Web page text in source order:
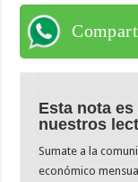
Esta nota
nuestros
Sumate a la
económico